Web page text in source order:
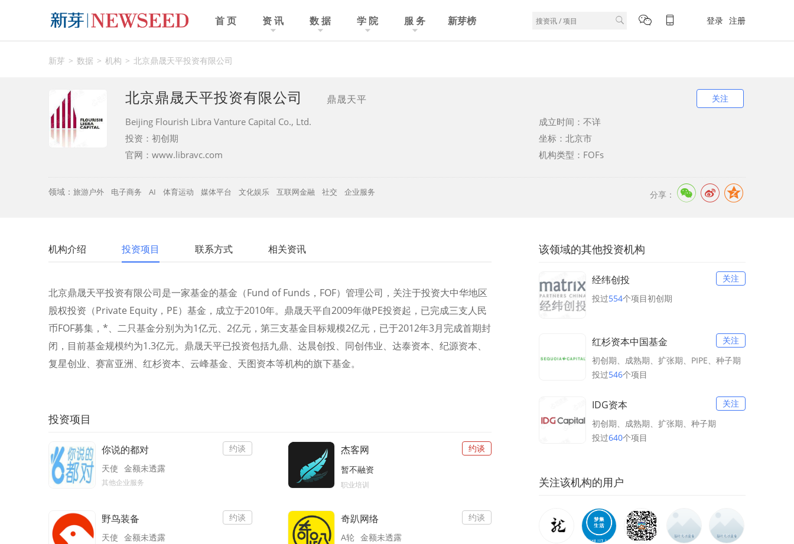
首 页 资 讯 数 据 学 院 服 务 新芽榜 登录 注册
新芽 数据 机构 北京鼎晟天平投资有限公司
北京鼎晟天平投资有限公司 鼎晟天平 关注
Beijing Flourish Libra Vanture Capital Co., Ltd.
投资：初创期
官网： www.libravc.com
成立时间：不详
坐标：北京市
机构类型：FOFs
领域： 旅游户外 电子商务 AI 体育运动 媒体平台 文化娱乐 互联网金融 社交 企业服务 分享：
机构介绍 投资项目 联系方式 相关资讯
北京鼎晟天平投资有限公司是一家基金的基金（Fund of Funds，FOF）管理公司，关注于投资大中华地区
股权投资（Private Equity，PE）基金，成立于2010年。鼎晟天平自2009年做PE投资起，已完成三支人民
币FOF募集，*、二只基金分别为为1亿元、2亿元，第三支基金目标规模2亿元，已于2012年3月完成首期封
闭，目前基金规模约为1.3亿元。鼎晟天平已投资包括九鼎、达晨创投、同创伟业、达泰资本、纪源资本、
复星创业、赛富亚洲、红杉资本、云峰基金、天图资本等机构的旗下基金。
投资项目
你说的都对
天使 金额未透露
其他企业服务
约谈 杰客网
暂不融资
职业培训
约谈
野鸟装备
天使 金额未透露
约谈 奇趴网络
A轮 金额未透露
约谈
该领域的其他投资机构
经纬创投
初创期
投过554个项目
关注
红杉资本中国基金
初创期、成熟期、扩张期、PIPE、种子期
投过546个项目
关注
IDG资本
初创期、成熟期、扩张期、种子期
投过640个项目
关注
关注该机构的用户